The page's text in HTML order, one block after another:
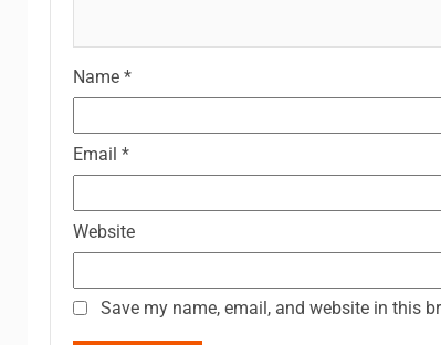
Name *
Email *
Website
Save my name, email, and website in this